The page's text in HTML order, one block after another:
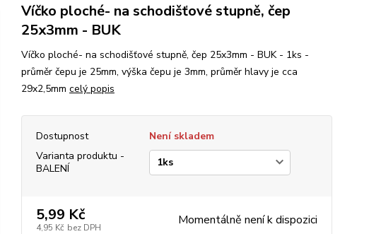
Víčko ploché- na schodišťové stupně, čep
25x3mm - BUK
Víčko ploché- na schodišťové stupně, čep 25x3mm - BUK - 1ks -
průměr čepu je 25mm, výška čepu je 3mm, průměr hlavy je cca
29x2,5mm celý popis
Dostupnost
Není skladem
Varianta produktu -
BALENÍ
5,99 Kč
4,95 Kč bez DPH Momentálně není k dispozici